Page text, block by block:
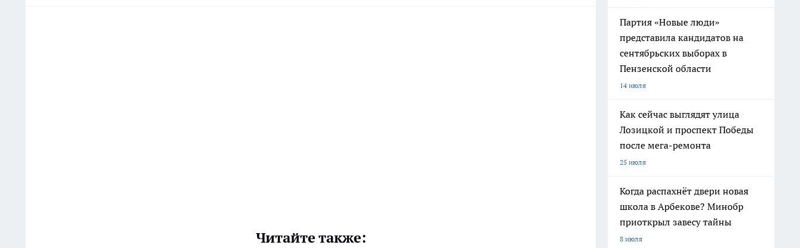
Читайте также:
Партия «Новые люди»
представила кандидатов на
сентябрьских выборах в
Пензенской области
14 июля
Как сейчас выглядят улица
Лозицкой и проспект Победы
после мега-ремонта
25 июля
Когда распахнёт двери новая
школа в Арбекове? Минобр
приоткрыл завесу тайны
8 июля